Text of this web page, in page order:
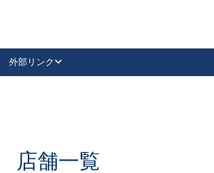
抗ウイルス・抗菌製品
外部リンク
LinkedIn店舗一覧